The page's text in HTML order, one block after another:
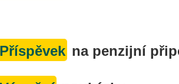
Příspěvek na penzijní